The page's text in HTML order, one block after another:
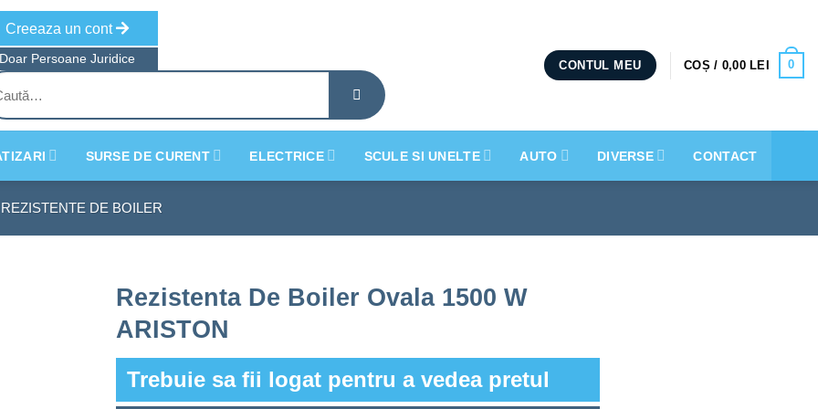
Creeaza un cont
Doar Persoane Juridice CONTUL MEU COȘ / 0,00LEI 0
SURSE DE CURENT ELECTRICE SCULE SI UNELTE AUTO DIVERSE CONTACT
REZISTENTE DE BOILER
Rezistenta De Boiler Ovala 1500 W
ARISTON
Trebuie sa fii logat pentru a vedea pretul